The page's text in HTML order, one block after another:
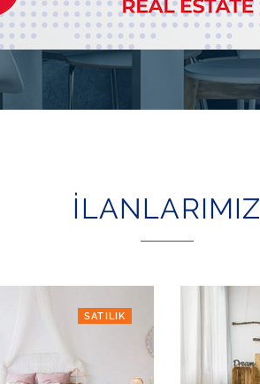
İLANLARIMIZ
SATILIK